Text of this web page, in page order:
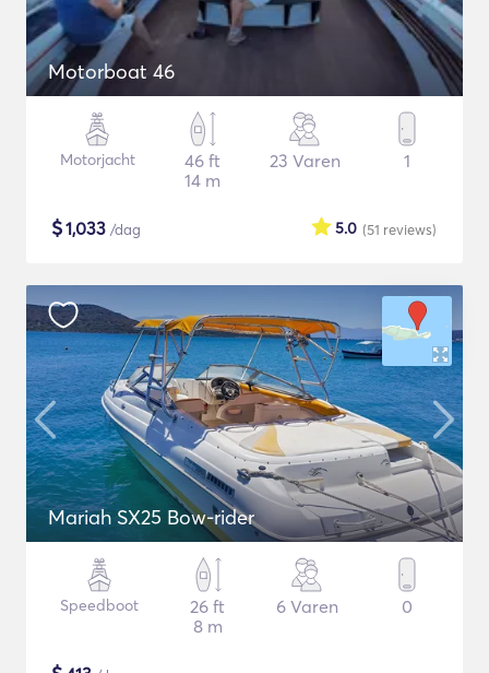
Motorboat 46
Motorjacht
46 ft
14 m
23 Varen 1
$1,033 /dag (51 reviews)
5.0
Mariah SX25 Bow-rider
Speedboot
26 ft
8 m
6 Varen 0